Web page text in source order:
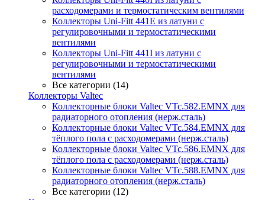
расходомерами и термостатическим вентилями
Коллекторы Uni-Fitt 441E из латуни с
регулировочными и термостатическими
вентилями
Коллекторы Uni-Fitt 441I из латуни с
регулировочными и термостатическими
вентилями
Все категории (14)
Коллекторы Valtec
Коллекторные блоки Valtec VTc.582.EMNX для
радиаторного отопления (нерж.сталь)
Коллекторные блоки Valtec VTc.584.EMNX для
тёплого пола с расходомерами (нерж.сталь)
Коллекторные блоки Valtec VTc.586.EMNX для
тёплого пола с расходомерами (нерж.сталь)
Коллекторные блоки Valtec VTc.588.EMNX для
радиаторного отопления (нерж.сталь)
Все категории (12)